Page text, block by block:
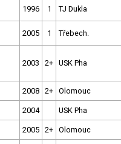
1996 1 TJ Dukla
2005 1 Třebech.
2003 2+ USK Pha
2008 2+ Olomouc
2004 USK Pha
2005 2+ Olomouc